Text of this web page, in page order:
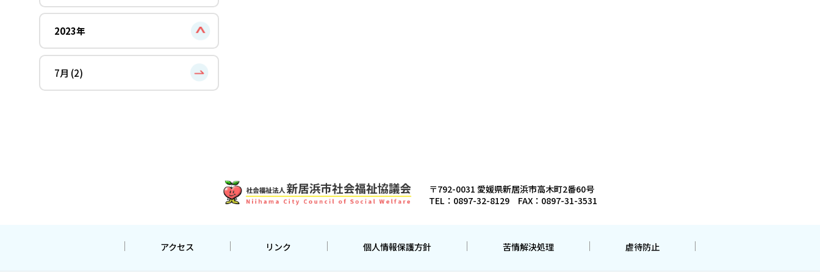
2023年
7月 (2)
〒792-0031 愛媛県新居浜市高木町2番60号
TEL： 0897-32-8129 FAX：0897-31-3531
アクセス リンク 個人情報保護方針 苦情解決処理 虐待防止